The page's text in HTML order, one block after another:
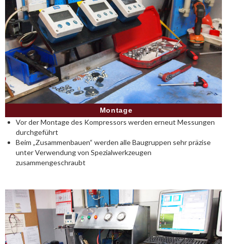
Montage
Vor der Montage des Kompressors werden erneut Messungen
durchgeführt
Beim „Zusammenbauen“ werden alle Baugruppen sehr präzise
unter Verwendung von Spezialwerkzeugen
zusammengeschraubt